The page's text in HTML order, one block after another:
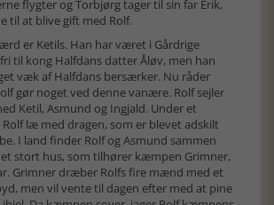
flygter og Torbjørg tager til sin far Erik,
til at blive gift med Rolf.
er Ketils. Han har været i Gårdrige
til kong Halfdans datter Åløv, men han
væk af Halfdans bersærker. Nu råder
gør noget ved denne vanære. Rolf sejler
Ketil, Asmund og Ingjald. Under et
læ med dragen, som er blevet adskilt
I land finder Rolf og Asmund sammen
stort hus, som tilhører kæmpen Grimner,
Grimner dræber Rolfs fire mænd med et
men vil vente til dagen efter med at pine